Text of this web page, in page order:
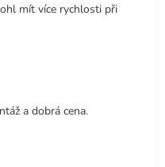
mít více rychlosti při
5 z 5 hvězdiček.
a dobrá cena.
5 z 5 hvězdiček.